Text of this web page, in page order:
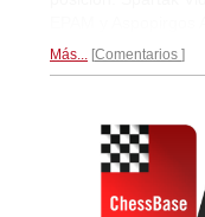
Más... Comentarios